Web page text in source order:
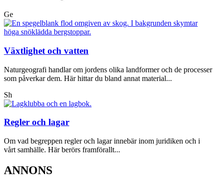
Ge
Växtlighet och vatten
Naturgeografi handlar om jordens olika landformer och de processer
som påverkar dem. Här hittar du bland annat material...
Sh
Regler och lagar
Om vad begreppen regler och lagar innebär inom juridiken och i
vårt samhälle. Här berörs framförallt...
ANNONS